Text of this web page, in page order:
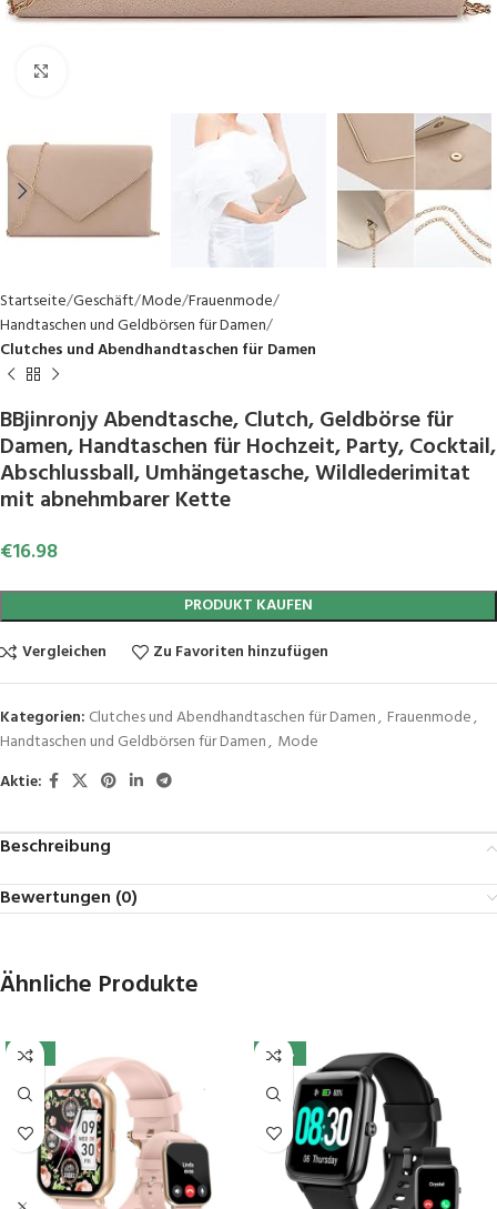
Startseite Geschäft Mode Frauenmode
Handtaschen und Geldbörsen für Damen
Clutches und Abendhandtaschen für Damen
BBjinronjy Abendtasche, Clutch, Geldbörse für
Damen, Handtaschen für Hochzeit, Party, Cocktail,
Abschlussball, Umhängetasche, Wildlederimitat
mit abnehmbarer Kette
€16.98
PRODUKT KAUFEN
Vergleichen
Zu Favoriten hinzufügen
Kategorien: Clutches und Abendhandtaschen für Damen, Frauenmode,
Handtaschen und Geldbörsen für Damen, Mode
Aktie:
Beschreibung
Bewertungen (0)
Ähnliche Produkte
-41% -45%